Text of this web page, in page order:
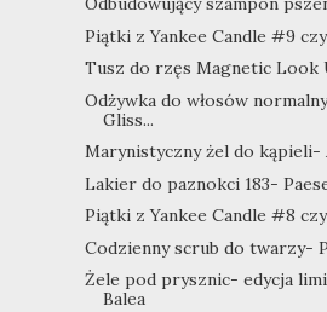
Piątki z Yankee Candle #9
Tusz do rzęs Magnetic Look
Odżywka do włosów
Gliss...
Marynistyczny żel do kąpieli-
Lakier do paznokci 183-
Piątki z Yankee Candle #8
Codzienny scrub do twarzy-
Żele pod prysznic- edycja
Balea